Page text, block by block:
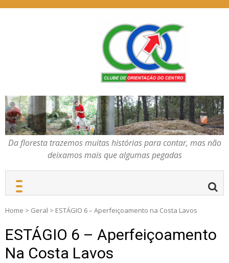
COC – CLUBE DE
ORIENTAÇÃO DO
CENTRO
Da floresta trazemos
muitas histórias para
contar, mas não deixamos
mais que algumas
pegadas
Da floresta trazemos muitas histórias para contar, mas não
deixamos mais que algumas pegadas
Home > Geral > ESTÁGIO 6 – Aperfeiçoamento na Costa Lavos
ESTÁGIO 6 – Aperfeiçoamento
Na Costa Lavos